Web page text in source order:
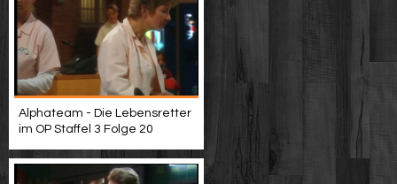
Alphateam - Die Lebensretter
im OP Staffel 3 Folge 20